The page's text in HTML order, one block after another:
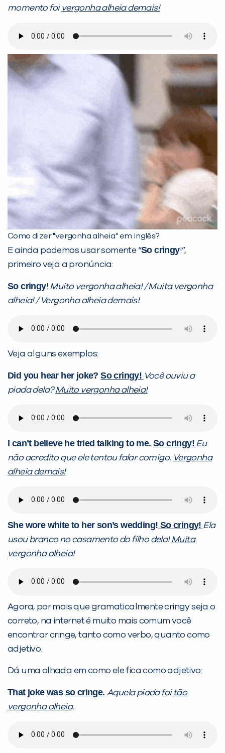
momento foi vergonha alheia demais!
Como dizer "vergonha alheia" em inglês?
E ainda podemos usar somente “So cringy!”,
primeiro veja a pronúncia:
So cringy! Muito vergonha alheia! / Muita vergonha
alheia! / Vergonha alheia demais!
Veja alguns exemplos:
Did you hear her joke?So cringy! Você ouviu a
piada dela?Muito vergonha alheia!
I can’t believe he tried talking to me. So cringy! Eu
não acredito que ele tentou falar comigo. Vergonha
alheia demais!
She wore white to her son’s wedding! So cringy! Ela
usou branco no casamento do filho dela! Muita
vergonha alheia!
Agora, por mais que gramaticalmente cringy seja o
correto, na internet é muito mais comum você
encontrar cringe, tanto como verbo, quanto como
adjetivo.
Dá uma olhada em como ele fica como adjetivo:
That joke was so cringe. Aquela piada foi tão
vergonha alheia.